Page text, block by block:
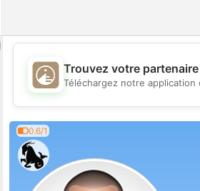
💖
Trouvez votre
Téléchargez notre
0.6/1